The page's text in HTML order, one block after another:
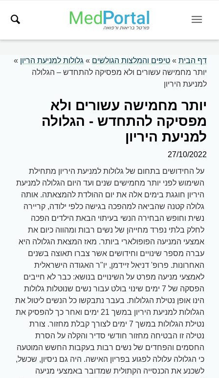
דף הבית» טיפים והמלצות הגולשים » גלולות למניעת הריון »
יותר מחמישה עשורים ולא מפסיקה להתחדש – הגלולה
למניעת היריון
יותר מחמישה עשורים ולא
מפסיקה להתחדש - הגלולה
למניעת היריון
27/10/2022
על החידושים בתחום של גלולות למניעת היריון מתחילת
השימוש לפני יותר מחמישים שנים ועד היום הגלולה למניעת
היריון חוגגת בימים אלה את יום ההולדת להמצאתה. אותה
גלולה קטנה שהביאה למהפכה בגישה כלפי ילודה, קריירה
נשית וחופש הבחירה הנשי בעיתוי הבאת הילדים הפכה
לחלק בלתי נפרד מחייהן של נשים רבות ומהווה כיום את
אמצעי המניעה הפופולארי ביותר. מאז המצאת הגלולה היא
עברה מספר שינויים וחידושים אשר צברו תאוצה בשנים
האחרונות. פרופ' דניאל זיידמן, יו"ר האגודה הישראלית
לאמצעי מניעה מפרט על השינויים בנושא: כבר לא חייבים
הפסקה של 7 ימים שינוי בולט עבור נשים שנוטלות גלולות
הינו אופן נטילת הגלולות. בעבר נתבקשו כל הנשים ליטול את
הגלולות למניעת היריון במשך 21 ימים ואחר כך להפסיק את
נטילת הגלולות במשך 7 ימים לצורך קבלת מחזור. צורת
נטילה זו הבטיחה מחזור חודשי סדיר והקלה על הסרת
החסמים והפחדים של נשים רבות בעקבות החשש המוטעה
כי הגלולה עלולה לפגוע בפריון האישה. היה גם ניסיון, שכשל,
לשכנע את הכנסייה הקתולית שמדובר באמצעי מניעה